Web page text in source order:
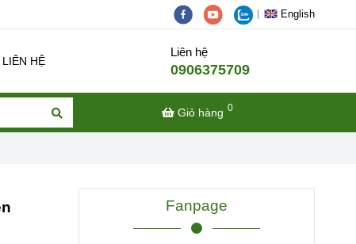
English
LIÊN HỆ
Liên hệ
0906375709
Giỏ hàng 0
Fanpage